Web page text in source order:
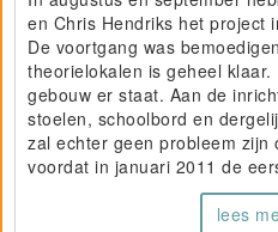
en Chris Hendriks het project
De voortgang was
theorielokalen is geheel
gebouw er staat. Aan de
stoelen, schoolbord en
zal echter geen probleem zijn
voordat in januari 2011 de
lees